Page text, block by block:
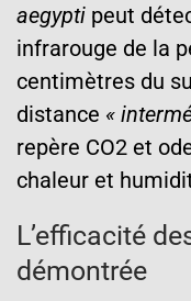
aegypti peut
infrarouge de la
centimètres du
distance «
repère CO2 et
chaleur et
L’efficacité
démontrée